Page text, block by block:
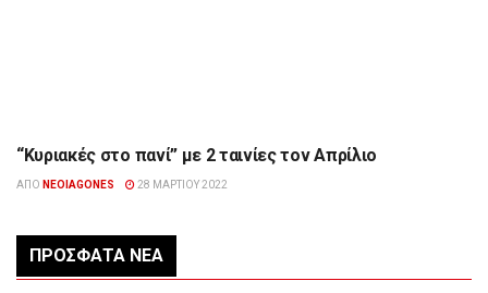
ΠΟΛΙΤΙΣΜΌΣ
“Κυριακές στο πανί” με 2 ταινίες τον Απρίλιο
ΑΠΌ NEOIAGONES 28 ΜΑΡΤΊΟΥ 2022
ΠΡΌΣΦΑΤΑ ΝΈΑ